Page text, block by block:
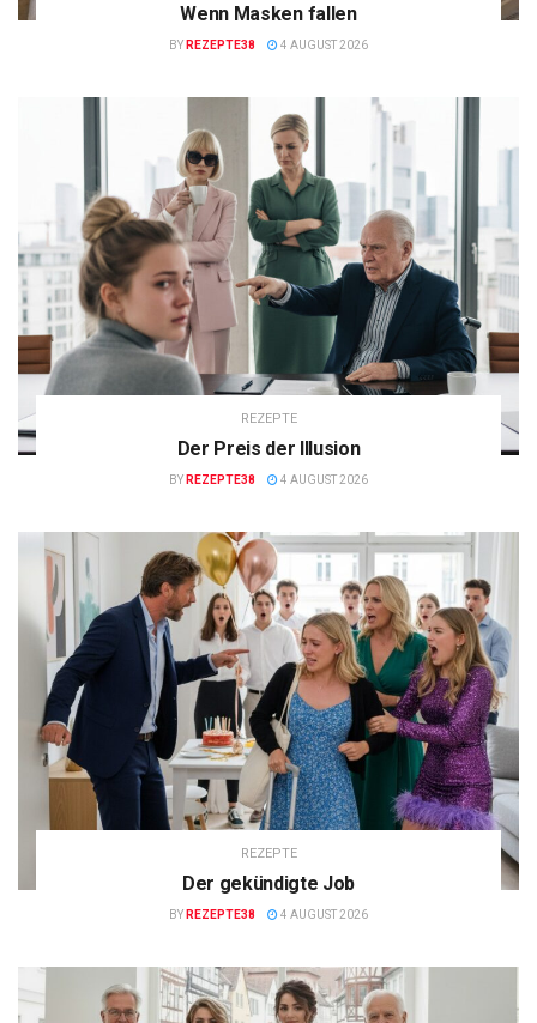
Wenn Masken fallen
BY REZEPTE38 4 AUGUST 2026
REZEPTE
Der Preis der Illusion
BY REZEPTE38 4 AUGUST 2026
REZEPTE
Der gekündigte Job
BY REZEPTE38 4 AUGUST 2026